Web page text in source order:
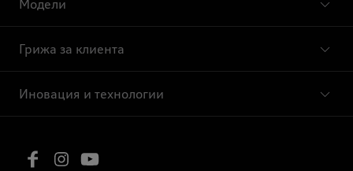
Модели
Грижа за клиента
Иновация и технологии